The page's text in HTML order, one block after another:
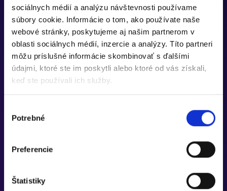
sociálnych médií a analýzu návštevnosti používame
súbory cookie. Informácie o tom, ako používate naše
webové stránky, poskytujeme aj našim partnerom v
oblasti sociálnych médií, inzercie a analýzy. Títo partneri
môžu príslušné informácie skombinovať s ďalšími
údajmi, ktoré ste im poskytli alebo ktoré od vás získali,
keď ste používali ich služby.
súhlasu
Potrebné
Preferencie
Štatistiky